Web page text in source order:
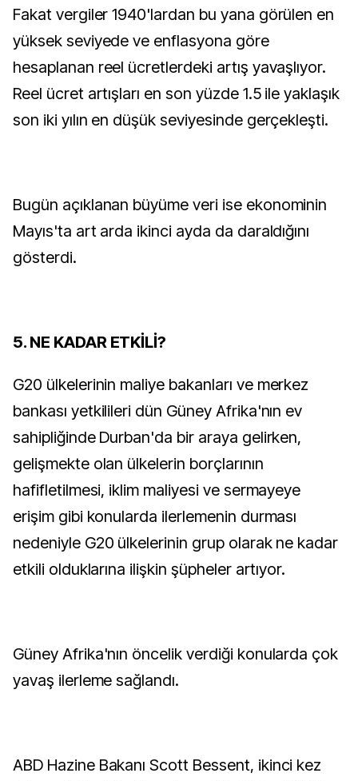
Fakat vergiler 1940'lardan bu yana görülen en
yüksek seviyede ve enflasyona göre
hesaplanan reel ücretlerdeki artış yavaşlıyor.
Reel ücret artışları en son yüzde 1.5 ile yaklaşık
son iki yılın en düşük seviyesinde gerçekleşti.
Bugün açıklanan büyüme veri ise ekonominin
Mayıs'ta art arda ikinci ayda da daraldığını
gösterdi.
5. NE KADAR ETKİLİ?
G20 ülkelerinin maliye bakanları ve merkez
bankası yetkilileri dün Güney Afrika'nın ev
sahipliğinde Durban'da bir araya gelirken,
gelişmekte olan ülkelerin borçlarının
hafifletilmesi, iklim maliyesi ve sermayeye
erişim gibi konularda ilerlemenin durması
nedeniyle G20 ülkelerinin grup olarak ne kadar
etkili olduklarına ilişkin şüpheler artıyor.
Güney Afrika'nın öncelik verdiği konularda çok
yavaş ilerleme sağlandı.
ABD Hazine Bakanı Scott Bessent, ikinci kez